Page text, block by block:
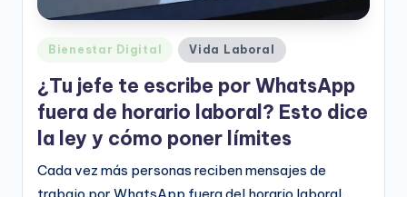
it
Publicado
Bienestar Digital Vida Laboral
¿Tu jefe te escribe por WhatsApp
fuera de horario laboral? Esto dice
la ley y cómo poner límites
Cada vez más personas reciben mensajes de